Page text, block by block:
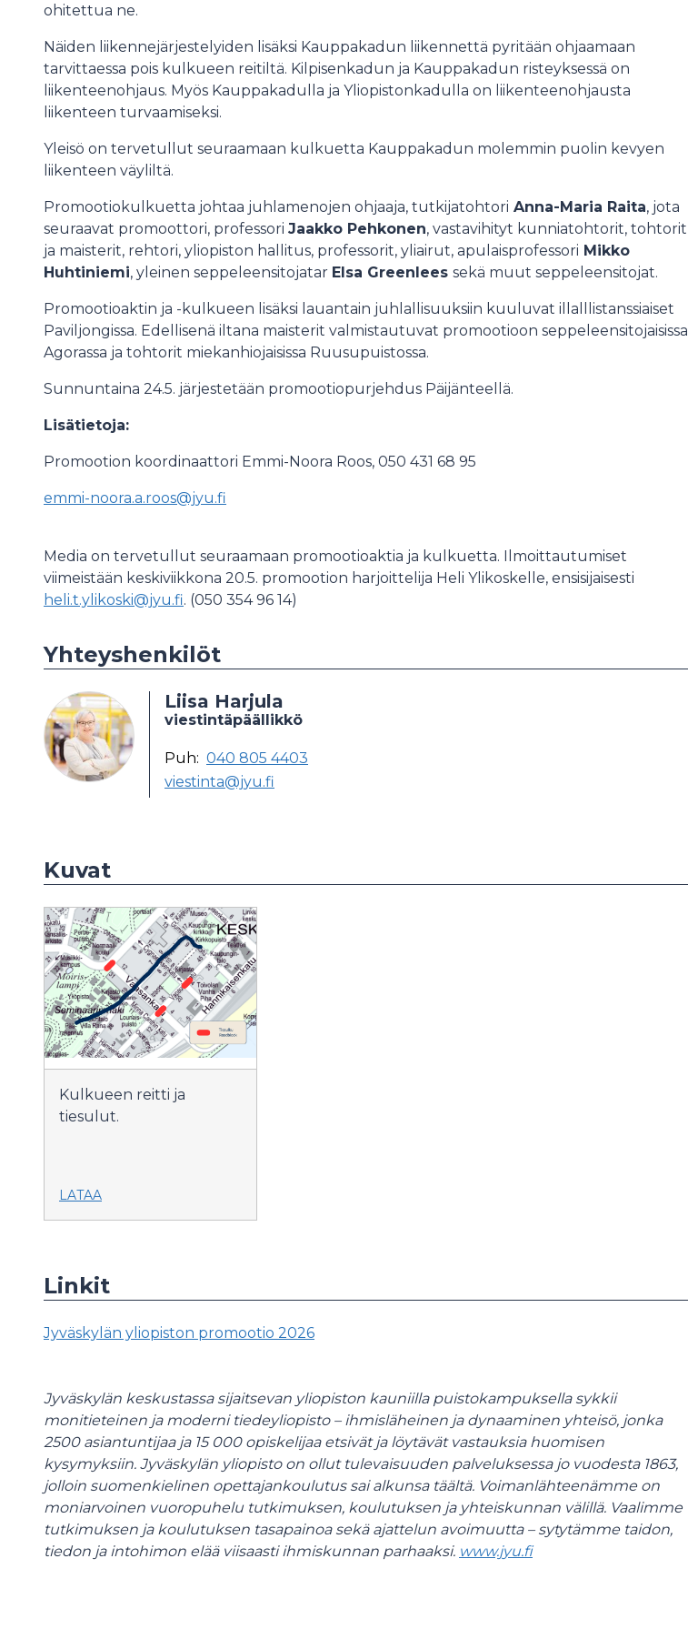
ohitettua ne.
Näiden liikennejärjestelyiden lisäksi Kauppakadun liikennettä pyritään ohjaamaan
tarvittaessa pois kulkueen reitiltä. Kilpisenkadun ja Kauppakadun risteyksessä on
liikenteenohjaus. Myös Kauppakadulla ja Yliopistonkadulla on liikenteenohjausta
liikenteen turvaamiseksi.
Yleisö on tervetullut seuraamaan kulkuetta Kauppakadun molemmin puolin kevyen
liikenteen väyliltä.
Promootiokulkuetta johtaa juhlamenojen ohjaaja, tutkijatohtori Anna-Maria Raita, jota
seuraavat promoottori, professori Jaakko Pehkonen, vastavihityt kunniatohtorit, tohtorit
ja maisterit, rehtori, yliopiston hallitus, professorit, yliairut, apulaisprofessori Mikko
Huhtiniemi, yleinen seppeleensitojatar Elsa Greenlees sekä muut seppeleensitojat.
Promootioaktin ja -kulkueen lisäksi lauantain juhlallisuuksiin kuuluvat illalllistanssiaiset
Paviljongissa. Edellisenä iltana maisterit valmistautuvat promootioon seppeleensitojaisissa
Agorassa ja tohtorit miekanhiojaisissa Ruusupuistossa.
Sunnuntaina 24.5. järjestetään promootiopurjehdus Päijänteellä.
Lisätietoja:
Promootion koordinaattori Emmi-Noora Roos, 050 431 68 95
emmi-noora.a.roos@jyu.fi
Media on tervetullut seuraamaan promootioaktia ja kulkuetta. Ilmoittautumiset
viimeistään keskiviikkona 20.5. promootion harjoittelija Heli Ylikoskelle, ensisijaisesti
heli.t.ylikoski@jyu.fi. (050 354 96 14)
Yhteyshenkilöt
Liisa Harjula
viestintäpäällikkö
Puh: 040 805 4403
viestinta@jyu.fi
Kuvat
Kulkueen reitti ja
tiesulut.
LATAA
Linkit
Jyväskylän yliopiston promootio 2026
Jyväskylän keskustassa sijaitsevan yliopiston kauniilla puistokampuksella sykkii
monitieteinen ja moderni tiedeyliopisto – ihmisläheinen ja dynaaminen yhteisö, jonka
2500 asiantuntijaa ja 15 000 opiskelijaa etsivät ja löytävät vastauksia huomisen
kysymyksiin. Jyväskylän yliopisto on ollut tulevaisuuden palveluksessa jo vuodesta 1863,
jolloin suomenkielinen opettajankoulutus sai alkunsa täältä. Voimanlähteenämme on
moniarvoinen vuoropuhelu tutkimuksen, koulutuksen ja yhteiskunnan välillä. Vaalimme
tutkimuksen ja koulutuksen tasapainoa sekä ajattelun avoimuutta – sytytämme taidon,
tiedon ja intohimon elää viisaasti ihmiskunnan parhaaksi. www.jyu.fi